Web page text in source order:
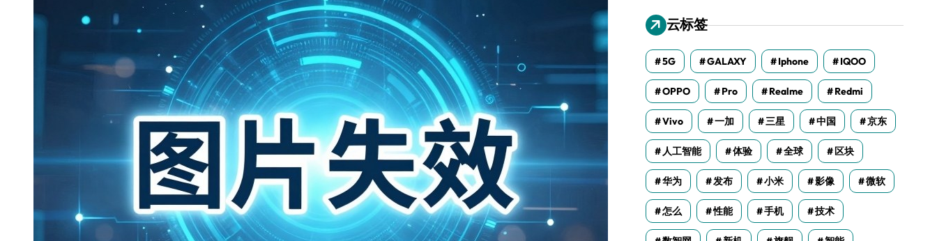
云标签
5G GALAXY Iphone IQOO
OPPO Pro Realme Redmi
Vivo 一加 三星 中国 京东
人工智能 体验 全球 区块
华为 发布 小米 影像 微软
怎么 性能 手机 技术